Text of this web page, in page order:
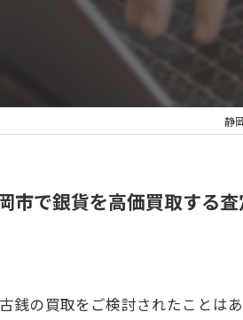
静
市で銀貨を高価買取する
銭の買取をご検討されたことは